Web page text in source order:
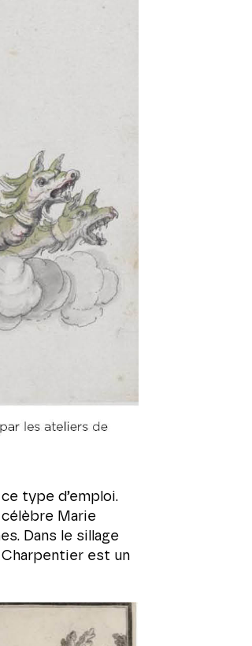
type d’emploi.
célèbre Marie
Dans le sillage
est un